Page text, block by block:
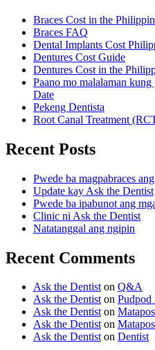
Braces Cost in the
Braces FAQ
Dental Implants Cost
Dentures Cost Guide
Dentures Cost in the
Paano mo malalaman
Date
Pekeng Dentista
Root Canal Treatment
Recent Posts
Pwede ba magpabraces
Update kay Ask the Dentist
Pwede ba ipabunot ang
Clinic ni Ask the Dentist
Natatanggal ang ngipin
Recent Comments
Ask the Dentiston Q&A
Ask the Dentiston Pudpod
Ask the Dentiston
Ask the Dentiston
Ask the Dentiston Dentist